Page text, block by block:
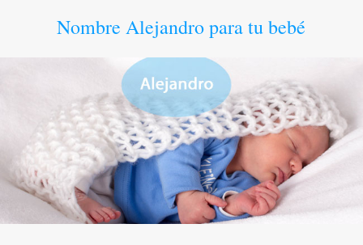
Nombre Alejandro para tu bebé